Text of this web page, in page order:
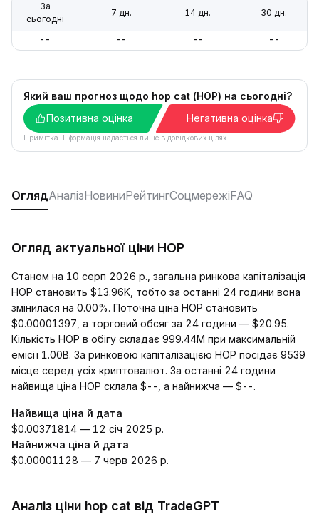
За
сьогодні
7 дн. 14 дн. 30 дн.
-- -- -- --
Який ваш прогноз щодо hop cat (HOP) на сьогодні?
Позитивна оцінка
Негативна оцінка
Примітка. Інформація надається лише в довідкових цілях.
ОглядАналізНовиниРейтингСоцмережіFAQ
Огляд актуальної ціни HOP
Станом на 10 серп 2026 р., загальна ринкова капіталізація
HOP становить $13.96K, тобто за останні 24 години вона
змінилася на 0.00%. Поточна ціна HOP становить
$0.00001397, а торговий обсяг за 24 години — $20.95.
Кількість HOP в обігу складає 999.44M при максимальній
емісії 1.00B. За ринковою капіталізацією HOP посідає 9539
місце серед усіх криптовалют. За останні 24 години
найвища ціна HOP склала $--, а найнижча — $--.
Найвища ціна й дата
$0.00371814 — 12 січ 2025 р.
Найнижча ціна й дата
$0.00001128 — 7 черв 2026 р.
Аналіз ціни hop cat від TradeGPT